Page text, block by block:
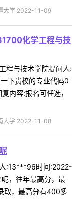
大学 2022-11-09
化学工程与技
程与技术学院提问人:
下贵校的专业代码0
内容:报名可任选，
大学 2022-11-08
:13***96时间:2022-
，往年最高分，最
取，最高分有400多